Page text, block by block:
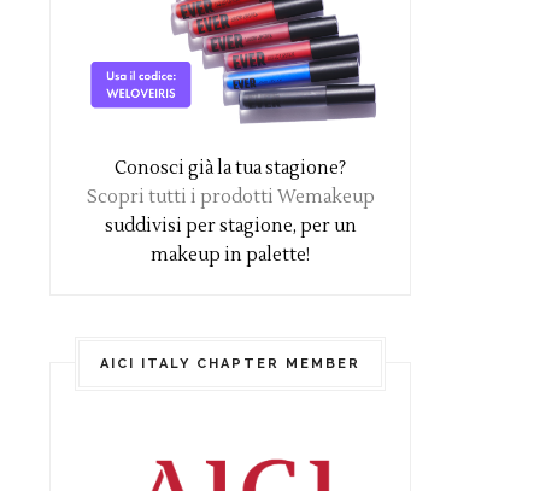
Conosci già la tua stagione?
Scopri tutti i prodotti Wemakeup
suddivisi per stagione, per un
makeup in palette!
AICI ITALY CHAPTER MEMBER